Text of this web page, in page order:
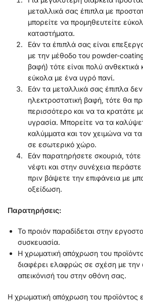
μεταλλικά σας έπιπλα με
μπορείτε να προμηθευτείτε
καταστήματα.
Εάν τα έπιπλά σας είναι
με την μέθοδο του powder-
βαφή) τότε είναι πολύ ανθεκτικά
εύκολα με ένα υγρό πανί.
Εάν τα μεταλλικά σας έπιπλα
ηλεκτροστατική βαφή, τότε θα
περισσότερο και να τα κρατάτε
υγρασία. Μπορείτε να τα
καλύμματα και τον χειμώνα να
σε εσωτερικό χώρο.
Εάν παρατηρήσετε σκουριά,
νέφτι και στην συνέχεια περάστε
πριν βάψετε την επιφάνεια με
οξείδωση.
Παρατηρήσεις:
Το προιόν παραδίδεται στην
συσκευασία.
Η χρωματική απόχρωση του
διαφέρει ελαφρώς σε σχέση με την
απεικόνισή του στην οθόνη σας.
Η χρωματική απόχρωση του προϊόντος